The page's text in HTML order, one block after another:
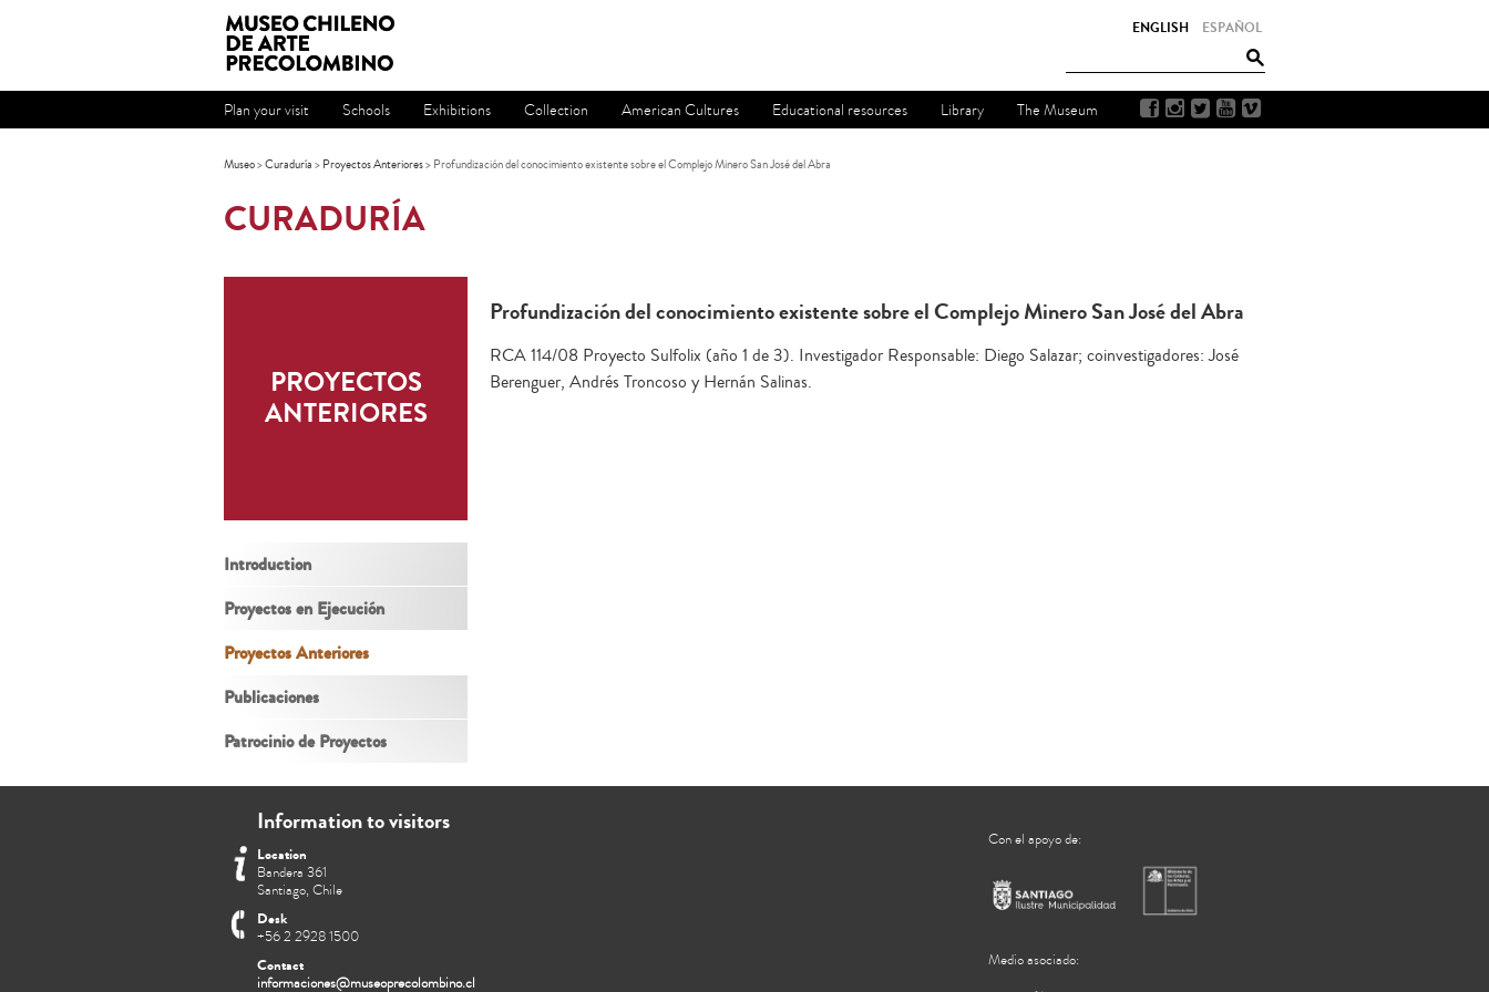
ESPAÑOL
ENGLISH
Plan your visit Schools Exhibitions Collection American Cultures Educational resources Library The Museum
Museo>Curaduría > Proyectos Anteriores> Profundización del conocimiento existente sobre el Complejo Minero San José del Abra
CURADURÍA
PROYECTOS
ANTERIORES
Introduction
Proyectos en Ejecución
Proyectos Anteriores
Publicaciones
Patrocinio de Proyectos
Profundización del conocimiento existente sobre el Complejo Minero San José del Abra
RCA 114/08 Proyecto Sulfolix (año 1 de 3). Investigador Responsable: Diego Salazar; coinvestigadores: José
Berenguer, Andrés Troncoso y Hernán Salinas.
Information to visitors
Location
Bandera 361
Santiago, Chile
Desk
+56 2 2928 1500
Contact
informaciones@museoprecolombino.cl
Con el apoyo de:
Medio asociado: